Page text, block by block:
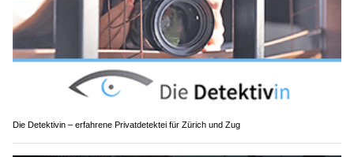
Die Detektivin – erfahrene Privatdetektei für Zürich und Zug